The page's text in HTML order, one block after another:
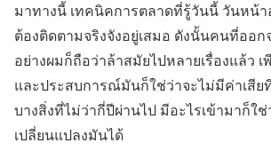
มาทางนี้ เทคนิคการตลาดที่รู้วันนี้ วันหน้า
ต้องติดตามจริงจังอยู่เสมอ ดังนั้นคนที่ออ
อย่างผมก็ถือว่าล้าสมัยไปหลายเรื่องแล้ว
และประสบการณ์มันก็ใช่ว่าจะไม่มีค่าเสีย
บางสิ่งที่ไม่ว่ากี่ปีผ่านไป มีอะไรเข้ามาก็ใ
เปลี่ยนแปลงมันได้